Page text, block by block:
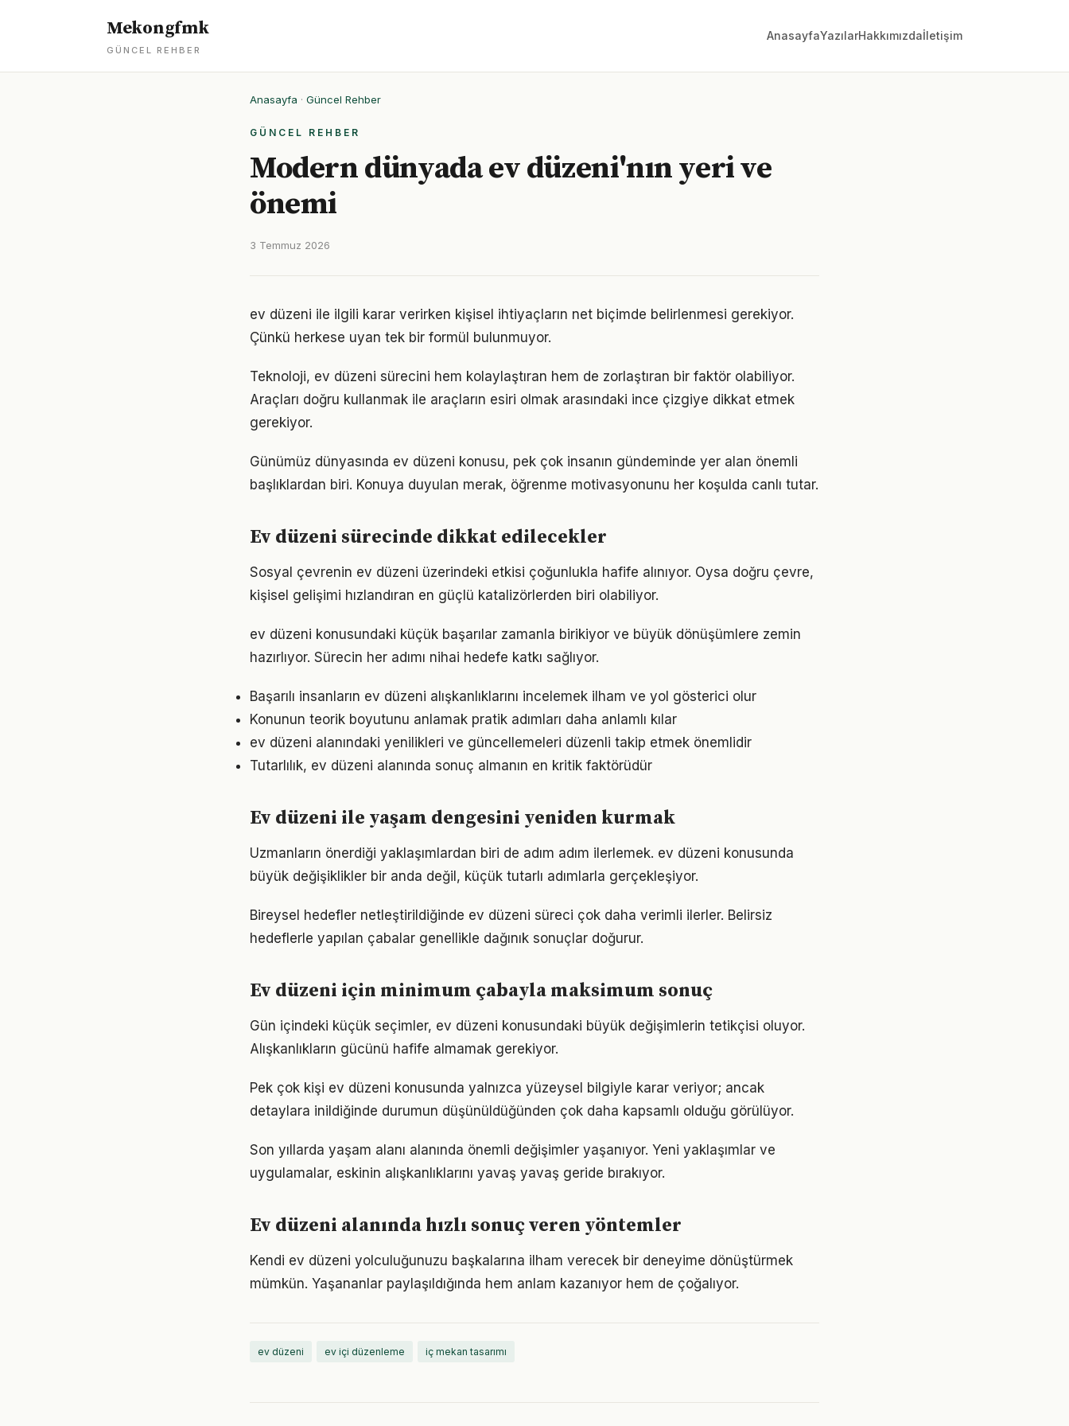
Mekongfmk
GÜNCEL REHBER
AnasayfaYazılarHakkımızdaİletişim
Anasayfa · Güncel Rehber
GÜNCEL REHBER
Modern dünyada ev düzeni'nın yeri ve
önemi
3 Temmuz 2026
ev düzeni ile ilgili karar verirken kişisel ihtiyaçların net biçimde belirlenmesi gerekiyor.
Çünkü herkese uyan tek bir formül bulunmuyor.
Teknoloji, ev düzeni sürecini hem kolaylaştıran hem de zorlaştıran bir faktör olabiliyor.
Araçları doğru kullanmak ile araçların esiri olmak arasındaki ince çizgiye dikkat etmek
gerekiyor.
Günümüz dünyasında ev düzeni konusu, pek çok insanın gündeminde yer alan önemli
başlıklardan biri. Konuya duyulan merak, öğrenme motivasyonunu her koşulda canlı tutar.
Ev düzeni sürecinde dikkat edilecekler
Sosyal çevrenin ev düzeni üzerindeki etkisi çoğunlukla hafife alınıyor. Oysa doğru çevre,
kişisel gelişimi hızlandıran en güçlü katalizörlerden biri olabiliyor.
ev düzeni konusundaki küçük başarılar zamanla birikiyor ve büyük dönüşümlere zemin
hazırlıyor. Sürecin her adımı nihai hedefe katkı sağlıyor.
Başarılı insanların ev düzeni alışkanlıklarını incelemek ilham ve yol gösterici olur
Konunun teorik boyutunu anlamak pratik adımları daha anlamlı kılar
ev düzeni alanındaki yenilikleri ve güncellemeleri düzenli takip etmek önemlidir
Tutarlılık, ev düzeni alanında sonuç almanın en kritik faktörüdür
Ev düzeni ile yaşam dengesini yeniden kurmak
Uzmanların önerdiği yaklaşımlardan biri de adım adım ilerlemek. ev düzeni konusunda
büyük değişiklikler bir anda değil, küçük tutarlı adımlarla gerçekleşiyor.
Bireysel hedefler netleştirildiğinde ev düzeni süreci çok daha verimli ilerler. Belirsiz
hedeflerle yapılan çabalar genellikle dağınık sonuçlar doğurur.
Ev düzeni için minimum çabayla maksimum sonuç
Gün içindeki küçük seçimler, ev düzeni konusundaki büyük değişimlerin tetikçisi oluyor.
Alışkanlıkların gücünü hafife almamak gerekiyor.
Pek çok kişi ev düzeni konusunda yalnızca yüzeysel bilgiyle karar veriyor; ancak
detaylara inildiğinde durumun düşünüldüğünden çok daha kapsamlı olduğu görülüyor.
Son yıllarda yaşam alanı alanında önemli değişimler yaşanıyor. Yeni yaklaşımlar ve
uygulamalar, eskinin alışkanlıklarını yavaş yavaş geride bırakıyor.
Ev düzeni alanında hızlı sonuç veren yöntemler
Kendi ev düzeni yolculuğunuzu başkalarına ilham verecek bir deneyime dönüştürmek
mümkün. Yaşananlar paylaşıldığında hem anlam kazanıyor hem de çoğalıyor.
ev düzeni ev içi düzenleme iç mekan tasarımı